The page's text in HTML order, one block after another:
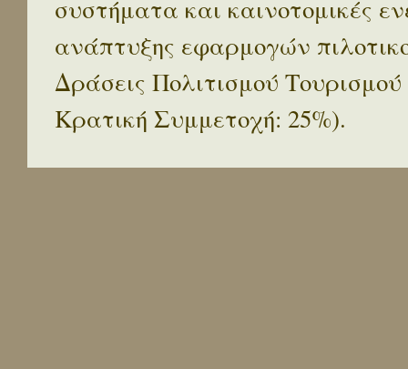
συστήματα και καινοτομικές
ανάπτυξης εφαρμογών
Δράσεις Πολιτισμού
Κρατική Συμμετοχή: 25%).